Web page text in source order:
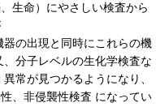
生命）にやさしい検査から
の出現と同時にこれらの機
分子レベルの生化学検査な
常が見つかるようになり、
、非侵襲性検査 になってい